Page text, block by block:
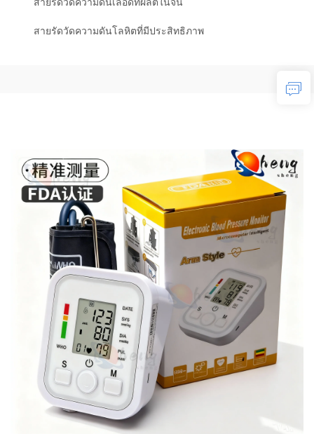
สายรัดวัดความดันโลหิตที่มีประสิทธิภาพ